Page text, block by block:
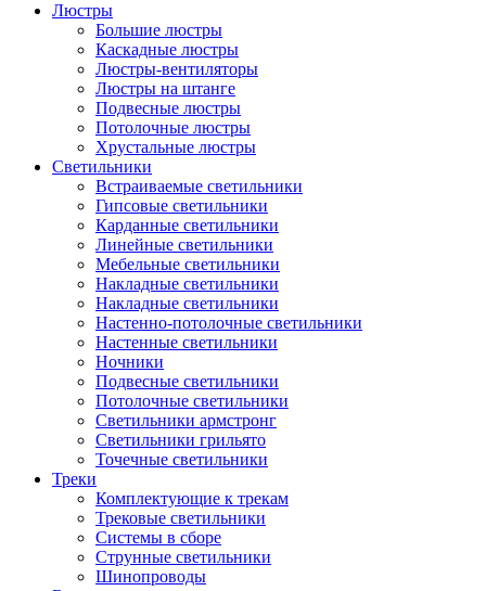
Люстры
Большие люстры
Каскадные люстры
Люстры-вентиляторы
Люстры на штанге
Подвесные люстры
Потолочные люстры
Хрустальные люстры
Светильники
Встраиваемые светильники
Гипсовые светильники
Карданные светильники
Линейные светильники
Мебельные светильники
Накладные светильники
Накладные светильники
Настенно-потолочные светильники
Настенные светильники
Ночники
Подвесные светильники
Потолочные светильники
Светильники армстронг
Светильники грильято
Точечные светильники
Треки
Комплектующие к трекам
Трековые светильники
Системы в сборе
Струнные светильники
Шинопроводы